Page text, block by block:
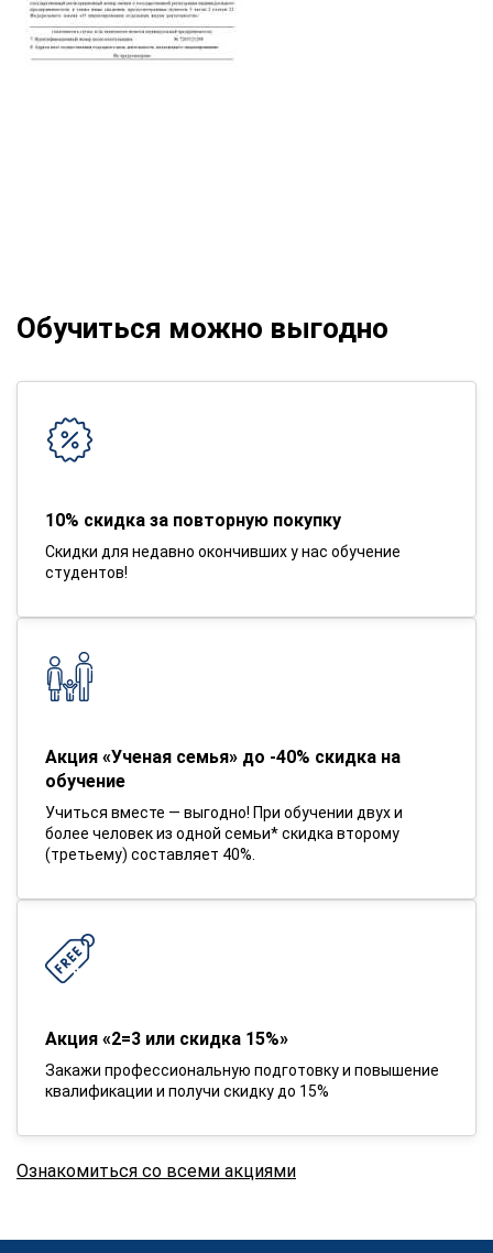
Обучиться можно выгодно
10% скидка за повторную покупку
Скидки для недавно окончивших у нас обучение
студентов!
Акция «Ученая семья» до -40% скидка на
обучение
Учиться вместе — выгодно! При обучении двух и
более человек из одной семьи* скидка второму
(третьему) составляет 40%.
Акция «2=3 или скидка 15%»
Закажи профессиональную подготовку и повышение
квалификации и получи скидку до 15%
Ознакомиться со всеми акциями